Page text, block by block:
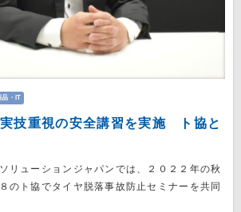
品・IT
技重視の安全講習を実施 ト協と
リューションジャパンでは、２０２２年の秋
のト協でタイヤ脱落事故防止セミナーを共同